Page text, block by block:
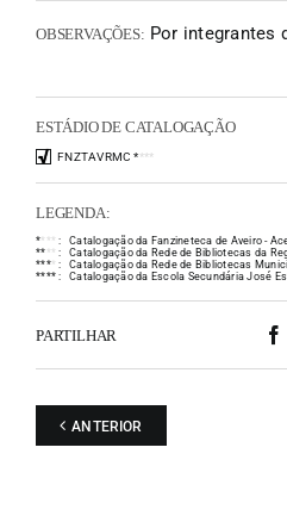
OBSERVAÇÕES: Por integrantes
ESTÁDIO DE CATALOGAÇÃO
FNZTAVRMC ****
LEGENDA:
** * * :
Catalogação da Fanzineteca de Aveiro -
** * * :
Catalogação da Rede de Bibliotecas da
**** :
Catalogação da Rede de Bibliotecas
**** : Catalogação da Escola Secundária José
PARTILHAR
ANTERIOR